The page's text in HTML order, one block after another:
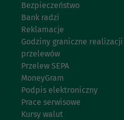
Bezpieczeństwo
Bank radzi
Reklamacje
Godziny graniczne realizacji
przelewów
Przelew SEPA
MoneyGram
Podpis elektroniczny
Prace serwisowe
Kursy walut